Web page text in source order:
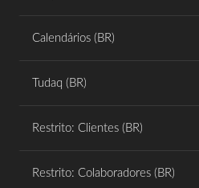
Calendários (BR)
Tudaq (BR)
Restrito: Clientes (BR)
Restrito: Colaboradores (BR)